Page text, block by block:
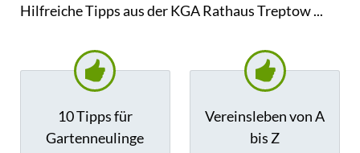
Hilfreiche Tipps aus der KGA Rathaus Treptow ...
10 Tipps für
Gartenneulinge
Vereinsleben von A
bis Z